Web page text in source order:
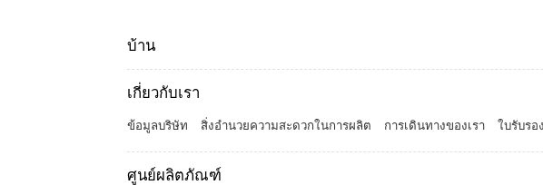
บ้าน
เกี่ยวกับเรา
ข้อมูลบริษัท สิ่งอำนวยความสะดวกในการผลิต การเดินทางของเรา ใบรับรอ
ศูนย์ผลิตภัณฑ์